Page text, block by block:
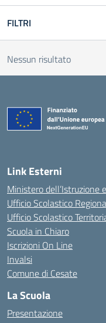
FILTRI
Nessun risultato
Link Esterni
Ministero dell’Istruzione
Ufficio Scolastico
Ufficio Scolastico
Scuola in Chiaro
Iscrizioni On Line
Invalsi
Comune di Cesate
La Scuola
Presentazione